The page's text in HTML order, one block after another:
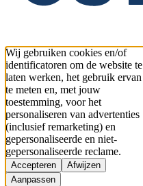
Wij gebruiken cookies en/of
identificatoren om de website te
laten werken, het gebruik ervan
te meten en, met jouw
toestemming, voor het
personaliseren van advertenties
(inclusief remarketing) en
gepersonaliseerde en niet-
gepersonaliseerde reclame.
Accepteren
Afwijzen
Aanpassen